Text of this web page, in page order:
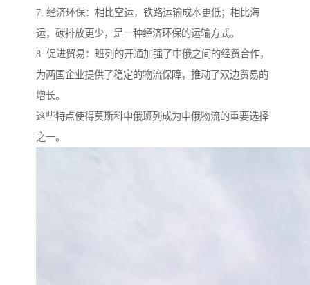
7. 经济环保：相比空运，铁路运输成本更低；相比海
运，碳排放更少，是一种经济环保的运输方式。
8. 促进贸易：班列的开通加强了中俄之间的经贸合作，
为两国企业提供了稳定的物流保障，推动了双边贸易的
增长。
这些特点使得莫斯科中俄班列成为中俄物流的重要选择
之一。